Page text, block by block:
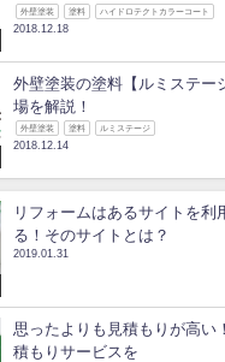
外壁塗装 塗料 ハイドロテクトカラーコート
2018.12.18
外壁塗装の塗料【ルミステー
場を解説！
外壁塗装 塗料 ルミステージ
2018.12.14
リフォームはあるサイトを利
る！そのサイトとは？
2019.01.31
思ったよりも見積もりが高い
積もりサービスを